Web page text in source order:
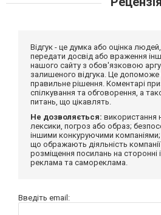
Відгук - це думка або оцінка
передати досвід або враження
нашого сайту з обов'язковою
залишеного відгука. Це допоможе
правильне рішення. Коментарі
спілкування та обговорення, а
питань, що цікавлять.
Не дозволяється: використання
лексики, погроз або образ;
іншими конкуруючими компаніями;
що ображають діяльність компанії
розміщення посилань на сторонні
реклама та самореклама.
Введіть email: